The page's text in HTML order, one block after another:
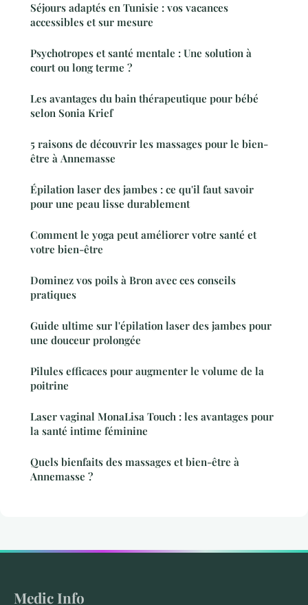
Séjours adaptés en Tunisie : vos vacances
accessibles et sur mesure
Psychotropes et santé mentale : Une solution à
court ou long terme ?
Les avantages du bain thérapeutique pour bébé
selon Sonia Krief
5 raisons de découvrir les massages pour le bien-
être à Annemasse
Épilation laser des jambes : ce qu'il faut savoir
pour une peau lisse durablement
Comment le yoga peut améliorer votre santé et
votre bien-être
Dominez vos poils à Bron avec ces conseils
pratiques
Guide ultime sur l'épilation laser des jambes pour
une douceur prolongée
Pilules efficaces pour augmenter le volume de la
poitrine
Laser vaginal MonaLisa Touch : les avantages pour
la santé intime féminine
Quels bienfaits des massages et bien-être à
Annemasse ?
Medic Info